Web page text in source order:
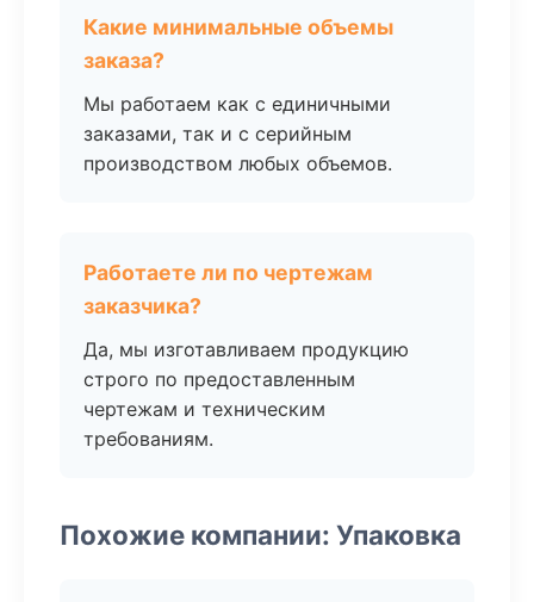
Какие минимальные объемы
заказа?
Мы работаем как с единичными
заказами, так и с серийным
производством любых объемов.
Работаете ли по чертежам
заказчика?
Да, мы изготавливаем продукцию
строго по предоставленным
чертежам и техническим
требованиям.
Похожие компании: Упаковка